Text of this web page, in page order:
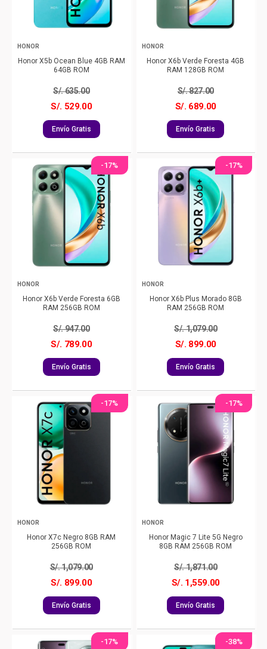
HONOR
Honor X5b Ocean Blue 4GB RAM
64GB ROM
S/.635.00
S/. 529.00
Envío Gratis
HONOR
Honor X6b Verde Foresta 4GB
RAM 128GB ROM
S/.827.00
S/. 689.00
Envío Gratis
-17%
HONOR
Honor X6b Verde Foresta 6GB
RAM 256GB ROM
S/.947.00
S/. 789.00
Envío Gratis
-17%
HONOR
Honor X6b Plus Morado 8GB
RAM 256GB ROM
S/.1,079.00
S/. 899.00
Envío Gratis
-17%
HONOR
Honor X7c Negro 8GB RAM
256GB ROM
S/.1,079.00
S/. 899.00
Envío Gratis
-17%
HONOR
Honor Magic 7 Lite 5G Negro
8GB RAM 256GB ROM
S/.1,871.00
S/. 1,559.00
Envío Gratis
-17% -38%